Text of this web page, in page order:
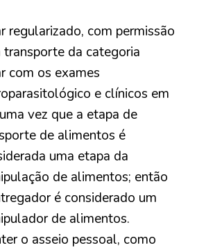
regularizado, com permissão
transporte da categoria
com os exames
e clínicos em
vez que a etapa de
de alimentos é
uma etapa da
de alimentos; então
é considerado um
de alimentos.
o asseio pessoal, como